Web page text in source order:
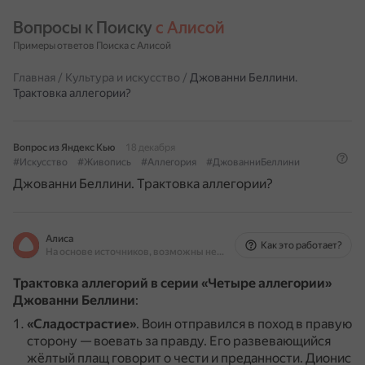
Вопросы к Поиску с Алисой
Примеры ответов Поиска с Алисой
Главная / Культура и искусство / Джованни Беллини.
Трактовка аллегории?
Вопрос из Яндекс Кью
18 декабря
#Искусство
#Живопись #Аллегория #ДжованниБеллини
Джованни Беллини. Трактовка аллегории?
Алиса
На основе источников, возможны неточности
Как это работает?
Трактовка аллегорий в серии «Четыре аллегории»
Джованни Беллини:
«Сладострастие». Воин отправился в поход в правую
сторону — воевать за правду. Его развевающийся
жёлтый плащ говорит о чести и преданности. Дионис